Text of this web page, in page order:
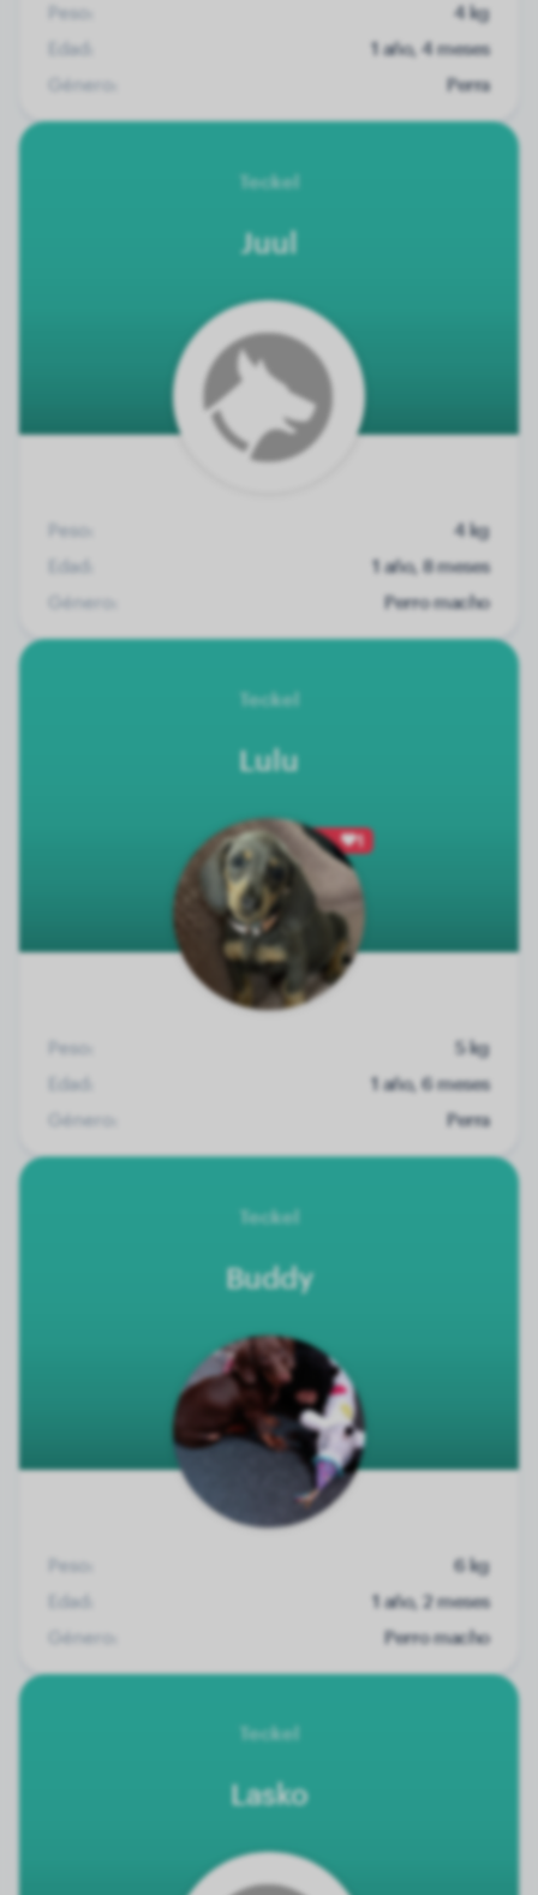
Peso:
4 kg
Edad:
1 año, 4 meses
Género:
Perra
Teckel
Juul
Peso:
4 kg
Edad:
1 año, 8 meses
Género:
Perro macho
Teckel
Lulu
1
Peso:
5 kg
Edad:
1 año, 6 meses
Género:
Perra
Teckel
Buddy
Peso:
6 kg
Edad:
1 año, 2 meses
Género:
Perro macho
Teckel
Lasko